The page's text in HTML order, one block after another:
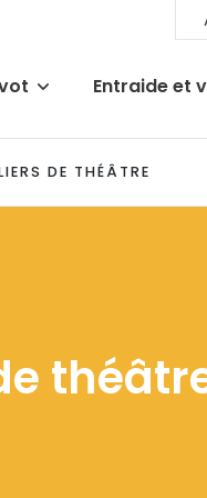
Entraide et
DE THÉÂTRE